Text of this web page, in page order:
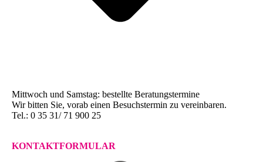
Mittwoch und Samstag: bestellte Beratungstermine
Wir bitten Sie, vorab einen Besuchstermin zu vereinbaren.
Tel.: 0 35 31/ 71 900 25
KONTAKTFORMULAR